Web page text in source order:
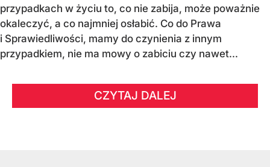
przypadkach w życiu to, co nie zabija, może poważnie
okaleczyć, a co najmniej osłabić. Co do Prawa
i Sprawiedliwości, mamy do czynienia z innym
przypadkiem, nie ma mowy o zabiciu czy nawet...
CZYTAJ DALEJ